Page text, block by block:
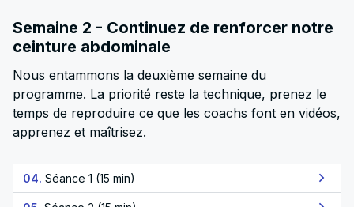
Semaine 2 - Continuez de renforcer notre
ceinture abdominale
Nous entammons la deuxième semaine du
programme. La priorité reste la technique, prenez le
temps de reproduire ce que les coachs font en vidéos,
apprenez et maîtrisez.
04. Séance 1 (15 min)